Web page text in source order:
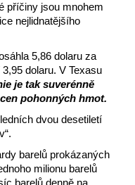
příčiny jsou mnohem
nejlidnatějšího
5,86 dolaru za
dolaru. V Texasu
je tak suverénně
pohonných hmot.
dvou desetiletí
barelů prokázaných
milionu barelů
barelů denně na